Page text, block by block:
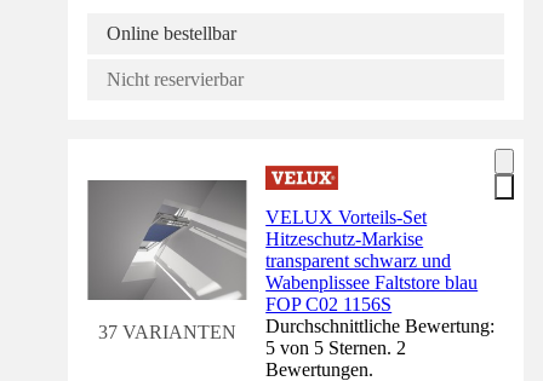
Online bestellbar
Nicht reservierbar
37 VARIANTEN
VELUX Vorteils-Set
Hitzeschutz-Markise
transparent schwarz und
Wabenplissee Faltstore blau
FOP C02 1156S
Durchschnittliche Bewertung:
5 von 5 Sternen. 2
Bewertungen.